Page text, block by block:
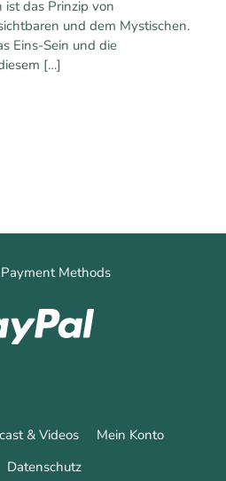
ist das Prinzip von
und dem Mystischen.
Eins-Sein und die
[…]
& Videos
Mein Konto
Datenschutz